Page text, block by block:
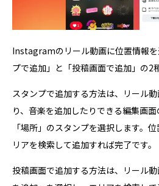
Instagramのリール動画に位置情報
プで追加」と「投稿画面で追加」の2
スタンプで追加する方法は、リール
り、音楽を追加したりできる編集画
「場所」のスタンプを選択します。
リアを検索して追加すれば完了です。
投稿画面で追加する方法は、リール